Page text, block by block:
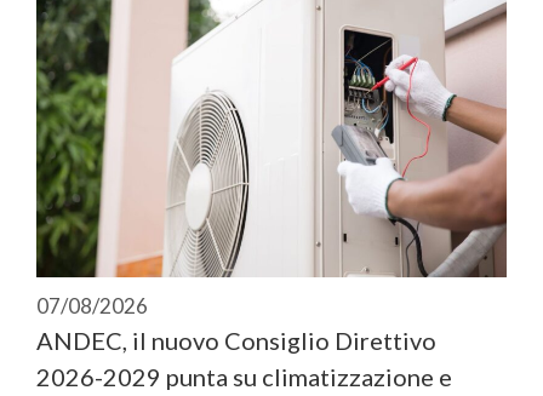
07/08/2026
ANDEC, il nuovo Consiglio Direttivo
2026-2029 punta su climatizzazione e